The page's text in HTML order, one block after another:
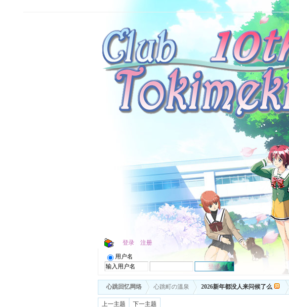
登录 注册
用户名
心跳回忆网络 心跳町の溫泉 2026新年都没人来问候了么
上一主题 下一主题